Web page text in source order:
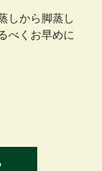
しから脚蒸し
べくお早めに